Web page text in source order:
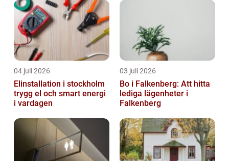
04 juli 2026
Elinstallation i stockholm
trygg el och smart energi
i vardagen
03 juli 2026
Bo i Falkenberg: Att hitta
lediga lägenheter i
Falkenberg